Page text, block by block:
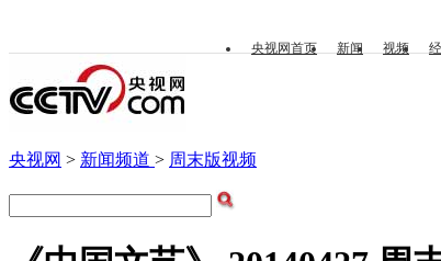
央视网首页 新闻 视频
央视网 > 新闻频道 > 周末版视频